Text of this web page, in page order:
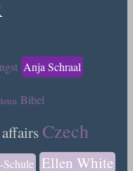
Anja Schraal
Bibel
Czech
Schule Ellen White